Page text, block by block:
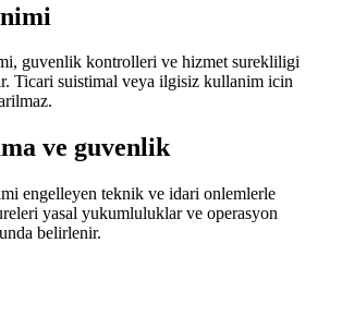
guvenlik kontrolleri ve hizmet surekliligi
Ticari suistimal veya ilgisiz kullanim icin
ve guvenlik
engelleyen teknik ve idari onlemlerle
yasal yukumluluklar ve operasyon
belirlenir.